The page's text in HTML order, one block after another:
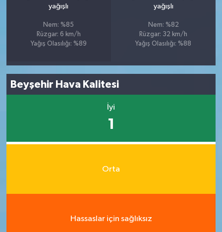
yağışlı
Nem: %85
Rüzgar: 6 km/h
Yağış Olasılığı: %89
yağışlı
Nem: %82
Rüzgar: 32 km/h
Yağış Olasılığı: %88
Beyşehir Hava Kalitesi
İyi
1
Orta
Hassaslar için sağlıksız